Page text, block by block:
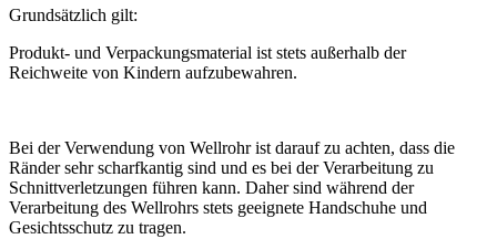
Grundsätzlich gilt:
Produkt- und Verpackungsmaterial ist stets außerhalb der
Reichweite von Kindern aufzubewahren.
Bei der Verwendung von Wellrohr ist darauf zu achten, dass die
Ränder sehr scharfkantig sind und es bei der Verarbeitung zu
Schnittverletzungen führen kann. Daher sind während der
Verarbeitung des Wellrohrs stets geeignete Handschuhe und
Gesichtsschutz zu tragen.